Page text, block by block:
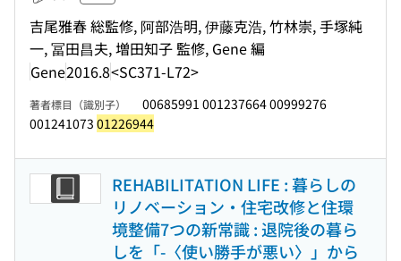
吉尾雅春 総監修, 阿部浩明, 伊藤克浩, 竹林崇, 手塚純
一, 冨田昌夫, 増田知子 監修, Gene 編
Gene2016.8<SC371-L72>
著者標目（識別子）
00685991 001237664 00999276
001241073 01226944
REHABILITATION LIFE : 暮らしの
リノベーション・住宅改修と住環
境整備7つの新常識 : 退院後の暮ら
しを「-〈使い勝手が悪い〉」から